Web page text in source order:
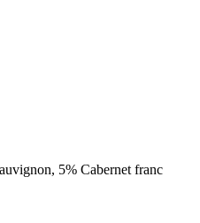
5% Cabernet franc